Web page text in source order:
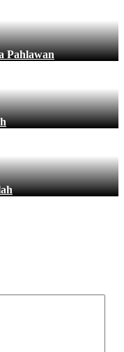
Pahlawan